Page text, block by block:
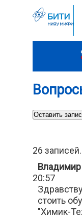
26 записей.
Владимир
20:57
стоить
"Химик-